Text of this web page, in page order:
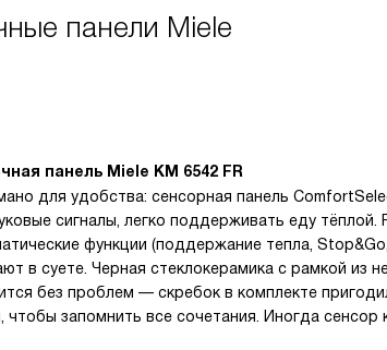
панели Miele
панель Miele KM 6542 FR
для удобства: сенсорная панель
сигналы, легко поддерживать еду тёплой.
функции (поддержание тепла,
в суете. Черная стеклокерамика с рамкой из
без проблем — скребок в комплекте
запомнить все сочетания. Иногда сенсор